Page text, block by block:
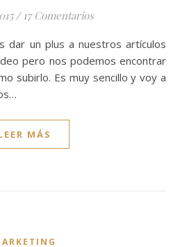
/ 17 Comentarios
pero nos podemos encontrar
subirlo. Es muy sencillo y voy a
MÁS